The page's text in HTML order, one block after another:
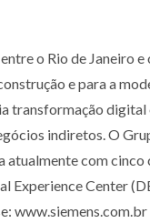
o Rio de Janeiro e
e para a
transformação digital
indiretos. O
atualmentecom cinco
Experience Center